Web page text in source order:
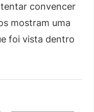
convencer
mostram uma
foi vista dentro